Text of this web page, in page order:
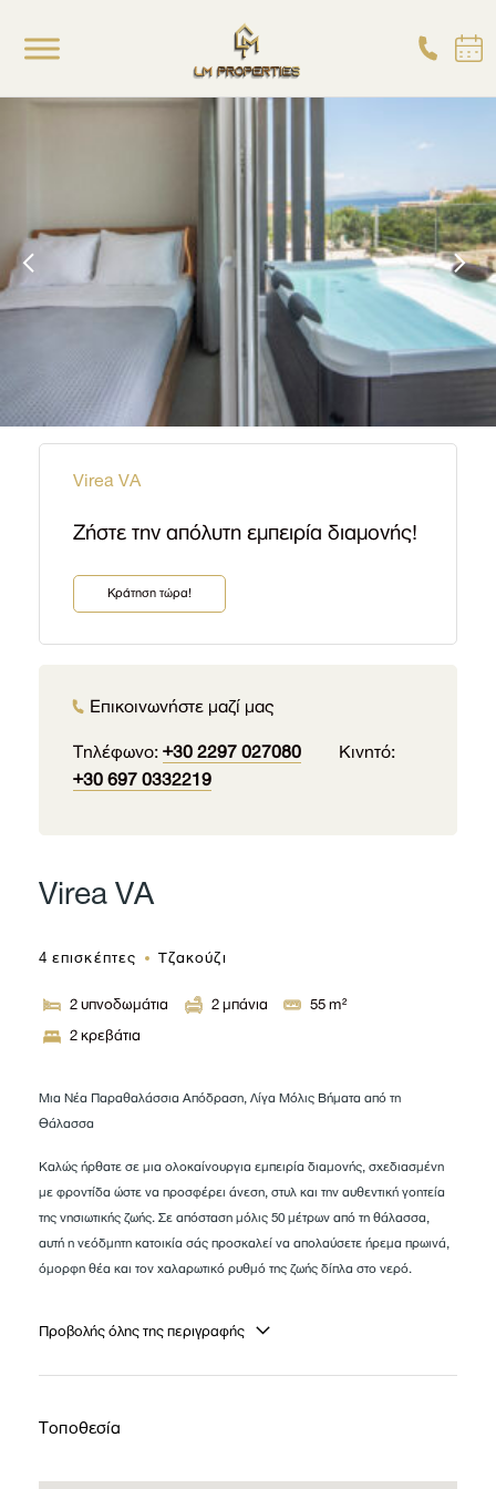
Virea VA
Zήστε την απόλυτη εμπειρία διαμονής!
Kράτηση τώρα!
Επικοινωνήστε μαζί μας
Τηλέφωνο: +30 2297 027080
Κινητό:
+30 697 0332219
Virea VA
4 επισκέπτες Τζακούζι
2 υπνοδωμάτια 2 μπάνια 55 m²
2 κρεβάτια
Μια Νέα Παραθαλάσσια Απόδραση, Λίγα Μόλις Βήματα από τη
Θάλασσα
Καλώς ήρθατε σε μια ολοκαίνουργια εμπειρία διαμονής, σχεδιασμένη
με φροντίδα ώστε να προσφέρει άνεση, στυλ και την αυθεντική γοητεία
της νησιωτικής ζωής. Σε απόσταση μόλις 50 μέτρων από τη θάλασσα,
αυτή η νεόδμητη κατοικία σάς προσκαλεί να απολαύσετε ήρεμα πρωινά,
όμορφη θέα και τον χαλαρωτικό ρυθμό της ζωής δίπλα στο νερό.
Προβολής όλης της περιγραφής
Τοποθεσία